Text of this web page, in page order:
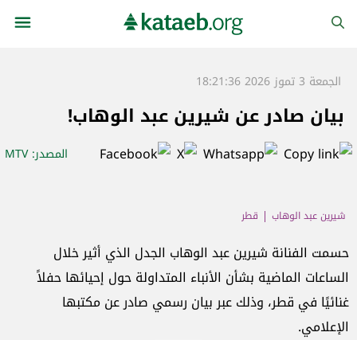
الجمعة 3 تموز 2026 18:21:36
بيان صادر عن شيرين عبد الوهاب!
المصدر: MTV
شيرين عبد الوهاب قطر
حسمت الفنانة شيرين عبد الوهاب الجدل الذي أثير خلال
الساعات الماضية بشأن الأنباء المتداولة حول إحيائها حفلاً
غنائيًا في قطر، وذلك عبر بيان رسمي صادر عن مكتبها
الإعلامي.